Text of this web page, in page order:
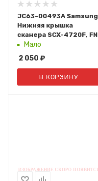
JC63-00493A Samsung
Нижняя крышка
сканера SCX-4720F, FN
Мало
2 050 ₽
В КОРЗИНУ